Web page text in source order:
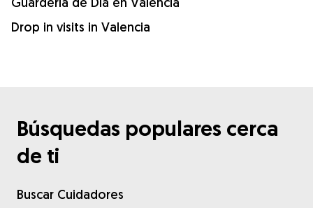
Drop in visits in Valencia
Búsquedas populares cerca
de ti
Buscar Cuidadores